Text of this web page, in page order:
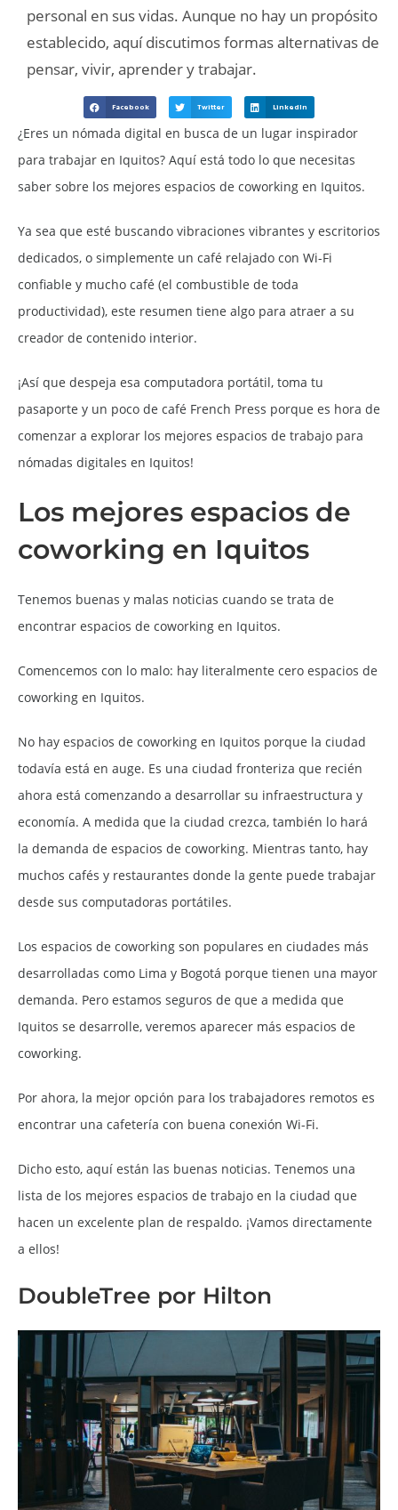
personal en sus vidas. Aunque no hay un propósito
establecido, aquí discutimos formas alternativas de
pensar, vivir, aprender y trabajar.
Facebook Twitter LinkedIn
¿Eres un nómada digital en busca de un lugar inspirador
para trabajar en Iquitos? Aquí está todo lo que necesitas
saber sobre los mejores espacios de coworking en Iquitos.
Ya sea que esté buscando vibraciones vibrantes y escritorios
dedicados, o simplemente un café relajado con Wi-Fi
confiable y mucho café (el combustible de toda
productividad), este resumen tiene algo para atraer a su
creador de contenido interior.
¡Así que despeja esa computadora portátil, toma tu
pasaporte y un poco de café French Press porque es hora de
comenzar a explorar los mejores espacios de trabajo para
nómadas digitales en Iquitos!
Los mejores espacios de
coworking en Iquitos
Tenemos buenas y malas noticias cuando se trata de
encontrar espacios de coworking en Iquitos.
Comencemos con lo malo: hay literalmente cero espacios de
coworking en Iquitos.
No hay espacios de coworking en Iquitos porque la ciudad
todavía está en auge. Es una ciudad fronteriza que recién
ahora está comenzando a desarrollar su infraestructura y
economía. A medida que la ciudad crezca, también lo hará
la demanda de espacios de coworking. Mientras tanto, hay
muchos cafés y restaurantes donde la gente puede trabajar
desde sus computadoras portátiles.
Los espacios de coworking son populares en ciudades más
desarrolladas como Lima y Bogotá porque tienen una mayor
demanda. Pero estamos seguros de que a medida que
Iquitos se desarrolle, veremos aparecer más espacios de
coworking.
Por ahora, la mejor opción para los trabajadores remotos es
encontrar una cafetería con buena conexión Wi-Fi.
Dicho esto, aquí están las buenas noticias. Tenemos una
lista de los mejores espacios de trabajo en la ciudad que
hacen un excelente plan de respaldo. ¡Vamos directamente
a ellos!
DoubleTree por Hilton